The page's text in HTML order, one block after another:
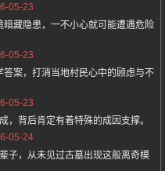
05-23
藏隐患，一不小心就可能遭遇危险
05-23
案，打消当地村民心中的顾虑与不
05-23
，背后肯定有着特殊的成因支撑。
05-24
子，从未见过古墓出现这般离奇模